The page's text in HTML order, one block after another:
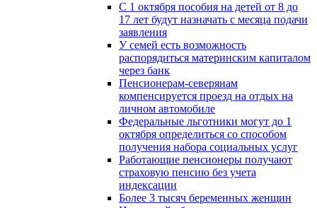
С 1 октября пособия на детей от 8 до
17 лет будут назначать с месяца подачи
заявления
У семей есть возможность
распорядиться материнским капиталом
через банк
Пенсионерам-северянам
компенсируется проезд на отдых на
личном автомобиле
Федеральные льготники могут до 1
октября определиться со способом
получения набора социальных услуг
Работающие пенсионеры получают
страховую пенсию без учета
индексации
Более 3 тысяч беременных женщин